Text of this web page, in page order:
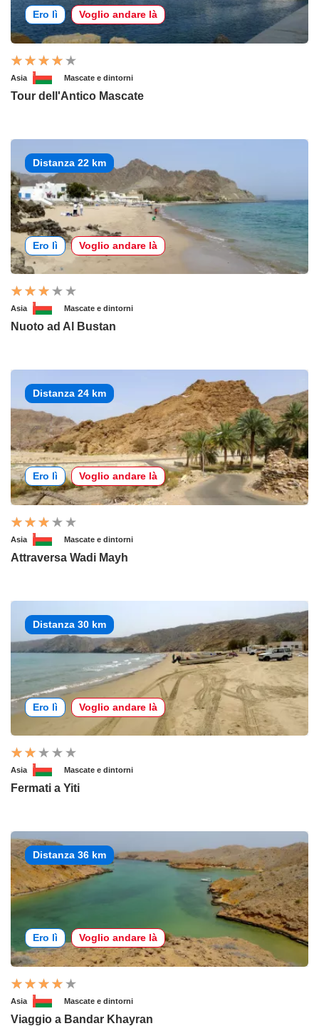
Ero lì Voglio andare là
Asia Mascate e dintorni
Tour dell'Antico Mascate
Distanza 22 km
Ero lì Voglio andare là
Asia Mascate e dintorni
Nuoto ad Al Bustan
Distanza 24 km
Ero lì Voglio andare là
Asia Mascate e dintorni
Attraversa Wadi Mayh
Distanza 30 km
Ero lì Voglio andare là
Asia Mascate e dintorni
Fermati a Yiti
Distanza 36 km
Ero lì Voglio andare là
Asia Mascate e dintorni
Viaggio a Bandar Khayran